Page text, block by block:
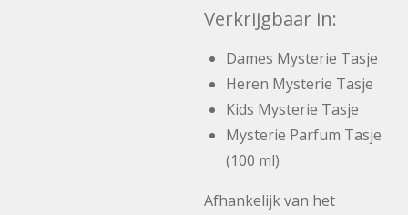
Verkrijgbaar in:
Dames Mysterie Tasje
Heren Mysterie Tasje
Kids Mysterie Tasje
Mysterie Parfum Tasje
(100 ml)
Afhankelijk van het